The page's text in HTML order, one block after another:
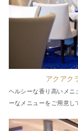
アクアク
ヘルシーな香り高いメニ
ーなメニューをご用意し